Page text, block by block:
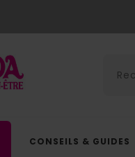
CONSEILS & GUIDES